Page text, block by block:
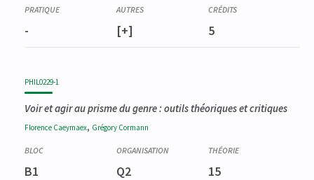
- [+] 5
PHIL0229-1
Voir et agir au prisme du genre : outils théoriques et critiques
Florence Caeymaex, Grégory Cormann
B1 Q2 15